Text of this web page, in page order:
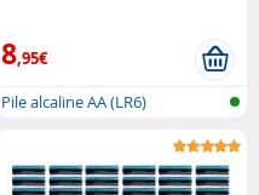
8,95€
Pile alcaline AA (LR6)